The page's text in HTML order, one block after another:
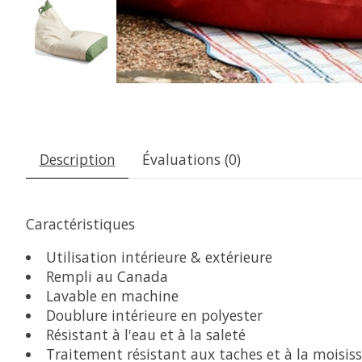
Description Évaluations (0)
Caractéristiques
Utilisation intérieure & extérieure
Rempli au Canada
Lavable en machine
Doublure intérieure en polyester
Résistant à l'eau et à la saleté
Traitement résistant aux taches et à la